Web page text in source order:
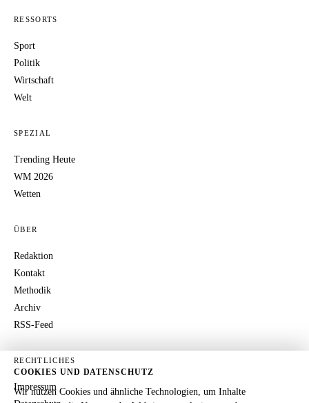
RESSORTS
Sport
Politik
Wirtschaft
Welt
SPEZIAL
Trending Heute
WM 2026
Wetten
ÜBER
Redaktion
Kontakt
Methodik
Archiv
RSS-Feed
RECHTLICHES
Impressum
COOKIES UND DATENSCHUTZ
Wir nutzen Cookies und ähnliche Technologien, um Inhalte